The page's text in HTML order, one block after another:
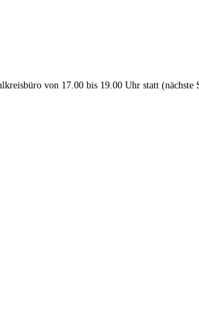
von 17.00 bis 19.00 Uhr statt (nächste